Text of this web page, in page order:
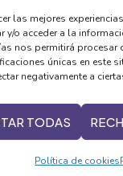
las mejores
y/o acceder a la
nos permitirá procesar
únicas en este
negativamente a
TODAS
Política de cookies